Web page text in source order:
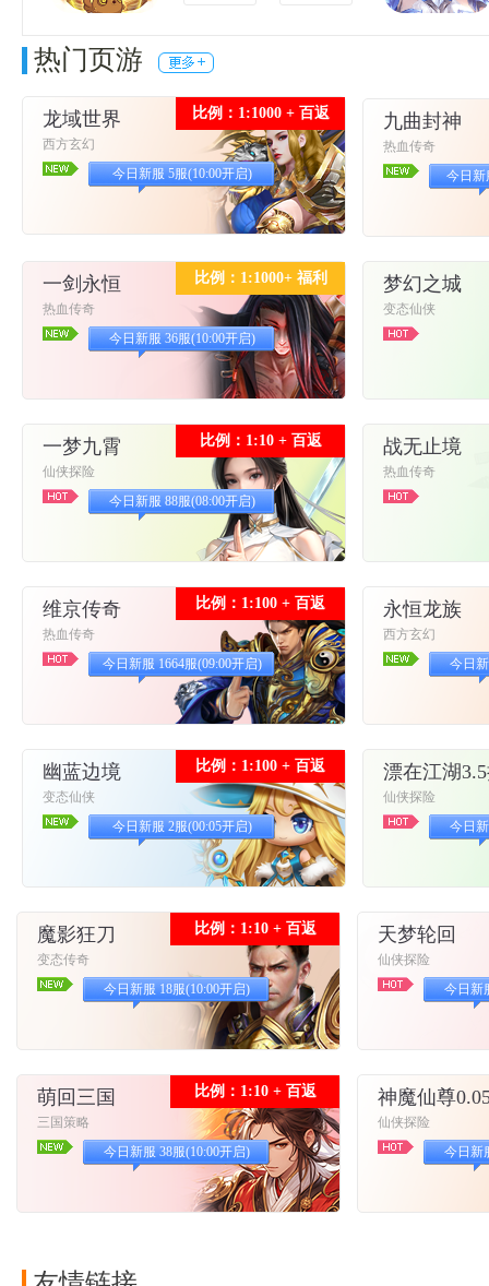
热门页游
比例：1:1000 + 百返
龙域世界
西方玄幻
今日新服 5服(10:00开启)
九曲封神
热血传奇
今日新
比例：1:1000+ 福利
一剑永恒
热血传奇
今日新服 36服(10:00开启)
梦幻之城
变态仙侠
比例：1:10 + 百返
一梦九霄
仙侠探险
今日新服 88服(08:00开启)
战无止境
热血传奇
比例：1:100 + 百返
维京传奇
热血传奇
今日新服 1664服(09:00开启)
永恒龙族
西方玄幻
今日
比例：1:100 + 百返
幽蓝边境
变态仙侠
今日新服 2服(00:05开启)
漂在江湖
仙侠探险
今日
比例：1:10 + 百返
魔影狂刀
变态传奇
今日新服 18服(10:00开启)
天梦轮回
仙侠探险
今日新
比例：1:10 + 百返
萌回三国
三国策略
今日新服 38服(10:00开启)
神魔仙尊
仙侠探险
今日新